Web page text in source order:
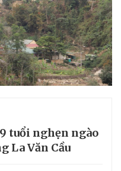
tuổi nghẹn ngào
La Văn Cầu